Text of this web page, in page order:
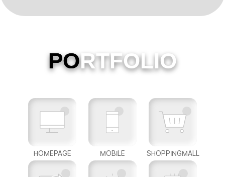
PORTFOLIO
HOMEPAGE MOBILE SHOPPINGMALL